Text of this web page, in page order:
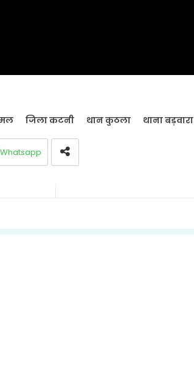
जिला कटनी थान कुठला थाना बड़वारा
Whatsapp